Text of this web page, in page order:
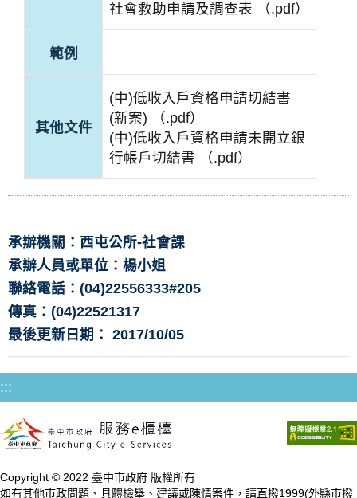
社會救助申請及調查表 （.pdf）
範例
其他文件
(中)低收入戶資格申請切結書
(新案) （.pdf）
(中)低收入戶資格申請未開立銀
行帳戶切結書 （.pdf）
承辦機關：西屯公所-社會課
承辦人員或單位：楊小姐
聯絡電話：(04)22556333#205
傳真：(04)22521317
最後更新日期： 2017/10/05
:::
Copyright © 2022 臺中市政府 版權所有
如有其他市政問題、具體檢舉、建議或陳情案件，請直撥1999(外縣市撥